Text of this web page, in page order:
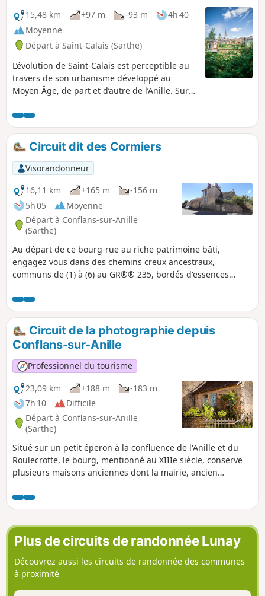
15,48 km
+97 m -93 m
4h 40
Moyenne
Départ à Saint-Calais (Sarthe)
L’évolution de Saint-Calais est perceptible au
travers de son urbanisme développé au
Moyen Âge, de part et d’autre de l’Anille. Sur
VIe siècle est encore perceptible par
l’élévation des deux hauts pignons du logis du
centre de ressources actuel. Il a laissé place à
la Révolution à un autre centre administratif
aux bâtiments imposants et aux rues
rectilignes typiques du XIXe siècle. Sur le
versant gauche, à flanc de colline, entre la
rivière et le château fondé au XIe siècle, pour
confronter la puissante abbaye, vous
distinguerez aisément le quartier médiéval
parcellaire irrégulier et dense.
Circuit dit des Cormiers
Visorandonneur
16,11 km
+165 m
-156 m
5h 05
Moyenne
Départ à Conflans-sur-Anille
(Sarthe)
Au départ de ce bourg-rue au riche patrimoine bâti,
engagez vous dans des chemins creux ancestraux,
communs de (1) à (6) au GR®® 235, bordés d'essences
offrant au randonneur un cheminement enchanteur et
ombragé. Ces chemins, au cœur de la campagne vallonnée
du Perche Sarthois, sont reliés entre eux par un réseau de
petites routes tranquilles offrant aux points hauts, de très
beaux panoramas à 180°.
Circuit de la photographie depuis
Conflans-sur-Anille
Professionnel du tourisme
23,09 km
+188 m
-183 m
7h 10
Difficile
Départ à Conflans-sur-Anille
(Sarthe)
Situé sur un petit éperon à la confluence de l'Anille et du
Roulecrotte, le bourg, mentionné au XIIIe siècle, conserve
plusieurs maisons anciennes dont la mairie, ancien
1780, possède un très bel ensemble de peintures murales
réalisées vers 1860 à base de silicate de potasse (nouveau
procédé pour l’époque).
Plus de circuits de randonnée Lunay
Découvrez aussi les circuits de randonnée des communes
à proximité